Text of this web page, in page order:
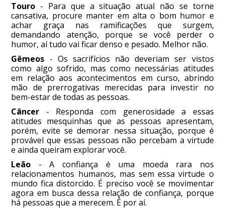
Touro - Para que a situação atual não se torne
cansativa, procure manter em alta o bom humor e
achar graça nas ramificações que surgem,
demandando atenção, porque se você perder o
humor, aí tudo vai ficar denso e pesado. Melhor não.
Gêmeos - Os sacrifícios não deveriam ser vistos
como algo sofrido, mas como necessárias atitudes
em relação aos acontecimentos em curso, abrindo
mão de prerrogativas merecidas para investir no
bem-estar de todas as pessoas.
Câncer - Responda com generosidade a essas
atitudes mesquinhas que as pessoas apresentam,
porém, evite se demorar nessa situação, porque é
provável que essas pessoas não percebam a virtude
e ainda queiram explorar você.
Leão - A confiança é uma moeda rara nos
relacionamentos humanos, mas sem essa virtude o
mundo fica distorcido. É preciso você se movimentar
agora em busca dessa relação de confiança, porque
há pessoas que a merecem. É por aí.